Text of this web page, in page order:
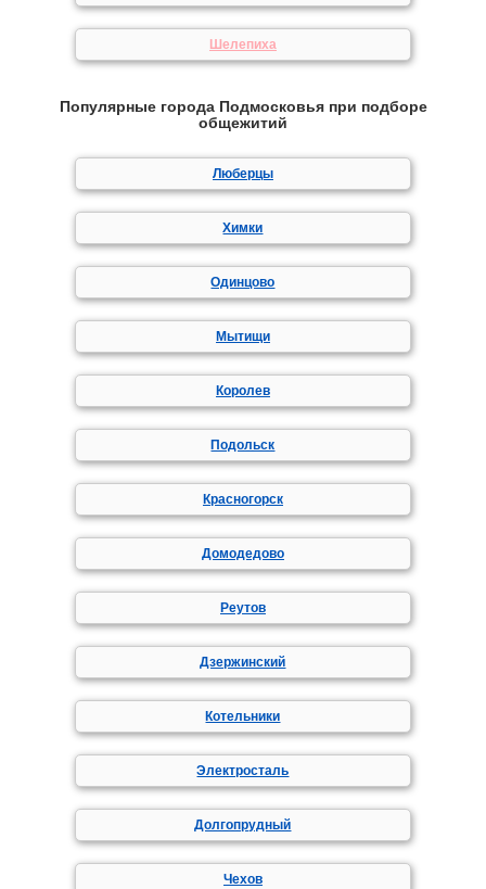
Шелепиха
Популярные города Подмосковья при подборе
общежитий
Люберцы
Химки
Одинцово
Мытищи
Королев
Подольск
Красногорск
Домодедово
Реутов
Дзержинский
Котельники
Электросталь
Долгопрудный
Чехов